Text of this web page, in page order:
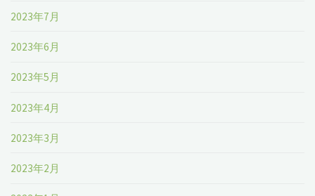
2023年7月
2023年6月
2023年5月
2023年4月
2023年3月
2023年2月